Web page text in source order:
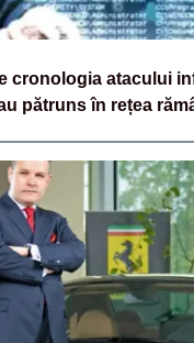
cronologia atacului
pătruns în rețea